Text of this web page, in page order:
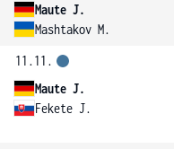
Maute J.
Mashtakov M.
11.11.
Maute J.
Fekete J.